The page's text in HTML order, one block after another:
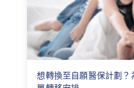
想轉換至自願醫保計劃